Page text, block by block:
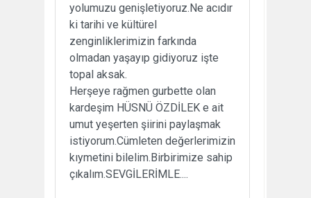
yolumuzu genişletiyoruz.Ne acıdır
ki tarihi ve kültürel
zenginliklerimizin farkında
olmadan yaşayıp gidiyoruz işte
topal aksak.
Herşeye rağmen gurbette olan
kardeşim HÜSNÜ ÖZDİLEK e ait
umut yeşerten şiirini paylaşmak
istiyorum.Cümleten değerlerimizin
kıymetini bilelim.Birbirimize sahip
çıkalım.SEVGİLERİMLE....